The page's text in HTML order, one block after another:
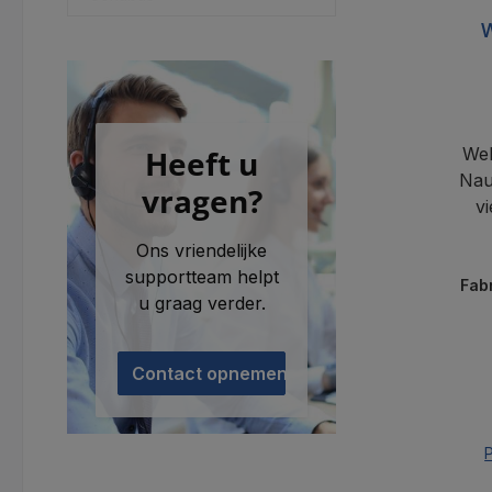
Heeft u
vragen?
Ons vriendelijke
supportteam helpt
u graag verder.
Contact opnemen